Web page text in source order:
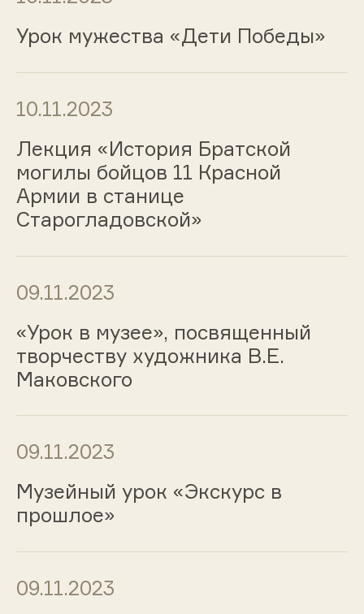
Урок мужества «Дети Победы»
10.11.2023
Лекция «История Братской
могилы бойцов 11 Красной
Армии в станице
Старогладовской»
09.11.2023
«Урок в музее», посвященный
творчеству художника В.Е.
Маковского
09.11.2023
Музейный урок «Экскурс в
прошлое»
09.11.2023